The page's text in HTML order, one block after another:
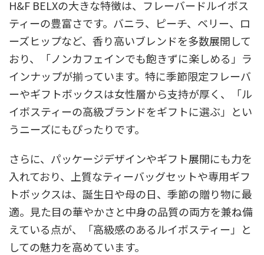
H&F BELXの大きな特徴は、フレーバードルイボス
ティーの豊富さです。バニラ、ピーチ、ベリー、ロ
ーズヒップなど、香り高いブレンドを多数展開して
おり、「ノンカフェインでも飽きずに楽しめる」ラ
インナップが揃っています。特に季節限定フレーバ
ーやギフトボックスは女性層から支持が厚く、「ル
イボスティーの高級ブランドをギフトに選ぶ」とい
うニーズにもぴったりです。
さらに、パッケージデザインやギフト展開にも力を
入れており、上質なティーバッグセットや専用ギフ
トボックスは、誕生日や母の日、季節の贈り物に最
適。見た目の華やかさと中身の品質の両方を兼ね備
えている点が、「高級感のあるルイボスティー」と
しての魅力を高めています。